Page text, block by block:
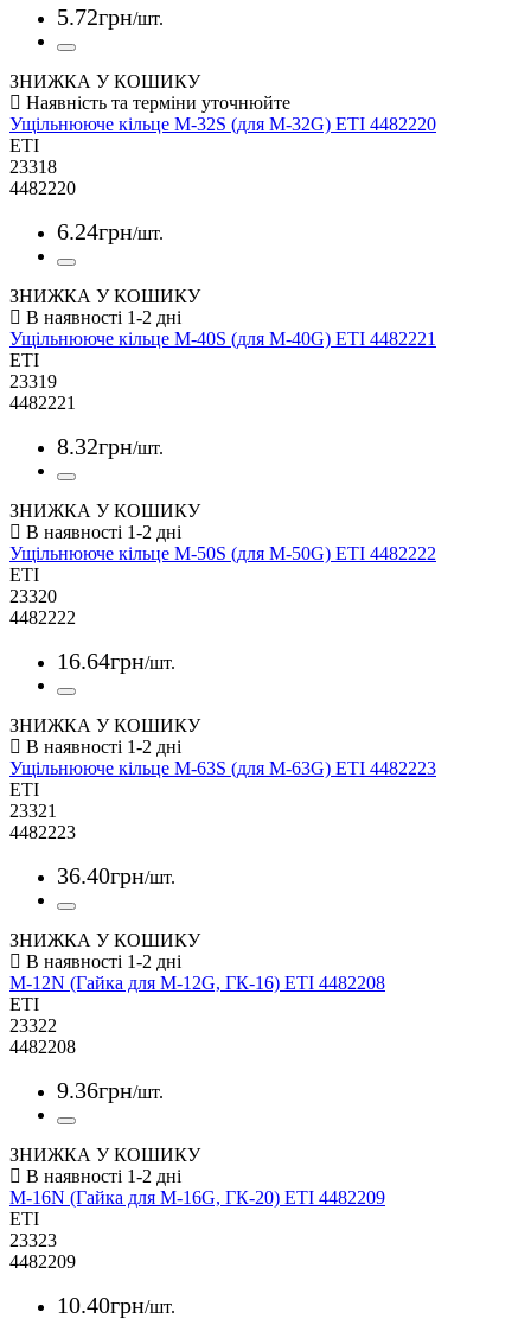
5.72грн/шт.
ЗНИЖКА У КОШИКУ
Ущільнююче кільце M-32S (для M-32G) ETI 4482220
ETI
23318
4482220
6.24грн/шт.
ЗНИЖКА У КОШИКУ
Ущільнююче кільце M-40S (для M-40G) ETI 4482221
ETI
23319
4482221
8.32грн/шт.
ЗНИЖКА У КОШИКУ
Ущільнююче кільце M-50S (для M-50G) ETI 4482222
ETI
23320
4482222
16.64грн/шт.
ЗНИЖКА У КОШИКУ
Ущільнююче кільце M-63S (для M-63G) ETI 4482223
ETI
23321
4482223
36.40грн/шт.
ЗНИЖКА У КОШИКУ
M-12N (Гайка для M-12G, ГК-16) ETI 4482208
ETI
23322
4482208
9.36грн/шт.
ЗНИЖКА У КОШИКУ
M-16N (Гайка для M-16G, ГК-20) ETI 4482209
ETI
23323
4482209
10.40грн/шт.